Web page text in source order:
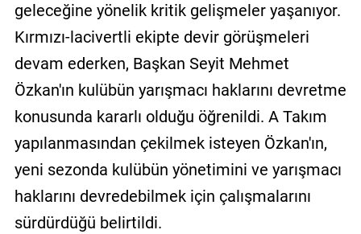
geleceğine yönelik kritik gelişmeler yaşanıyor.
Kırmızı-lacivertli ekipte devir görüşmeleri
devam ederken, Başkan Seyit Mehmet
Özkan'ın kulübün yarışmacı haklarını devretme
konusunda kararlı olduğu öğrenildi. A Takım
yapılanmasından çekilmek isteyen Özkan'ın,
yeni sezonda kulübün yönetimini ve yarışmacı
haklarını devredebilmek için çalışmalarını
sürdürdüğü belirtildi.